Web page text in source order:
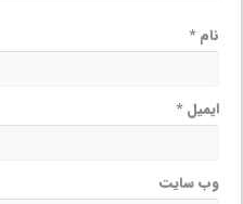
نام*
ایمیل*
وب‌ سایت